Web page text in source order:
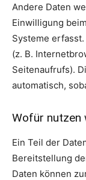
Andere Daten
Einwilligung
Systeme
(z. B.
Seitenaufrufs).
automatisch,
Wofür nutzen
Ein Teil der
Bereitstellung
Daten können